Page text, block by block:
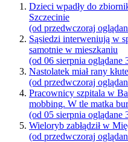
Dzieci wpadły do
Szczecinie
(od przedwczoraj
Sąsiedzi interweniują w
samotnie w mieszkaniu
(od 06 sierpnia oglądane
Nastolatek miał rany
(od przedwczoraj
Pracownicy szpitala w
mobbing. W tle matka
(od 05 sierpnia oglądane
Wieloryb zabłądził w
(od przedwczoraj